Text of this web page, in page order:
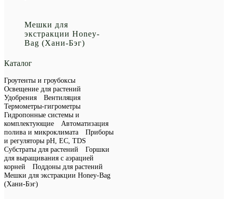
Мешки для
экстракции Honey-
Bag (Хани-Бэг)
Каталог
Гроутенты и гроубоксы
Освещение для растений
Удобрения
Вентиляция
Термометры-гигрометры
Гидропонные системы и
комплектующие
Автоматизация
полива и микроклимата
Приборы
и регуляторы рН, EC, TDS
Субстраты для растений
Горшки
для выращивания с аэрацией
корней
Поддоны для растений
Мешки для экстракции Honey-Bag
(Хани-Бэг)